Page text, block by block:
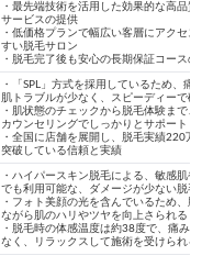
・最先端技術を活用した効果的な高品質
サービスの提供
・低価格プランで幅広い客層にアクセス
すい脱毛サロン
・ 脱毛完了後も安心の長期保証コースの
・
「SPL」方式を採用しているため、痛
肌トラブルが少なく、スピーディーで確
・ 肌状態のチェックから脱毛体験まで、
カウンセリングでしっかりとサポート
・全国に店舗を展開し、脱毛実績220万
突破している信頼と実績
・ハイパースキン脱毛による、敏感肌や
でも利用可能な、ダメージが少ない脱毛
・ フォト美顔の光を含んでいるため、脱
ながら肌のハリやツヤを向上さられる
・ 脱毛時の体感温度は約38度で、痛み
なく、リラックスして施術を受けられる